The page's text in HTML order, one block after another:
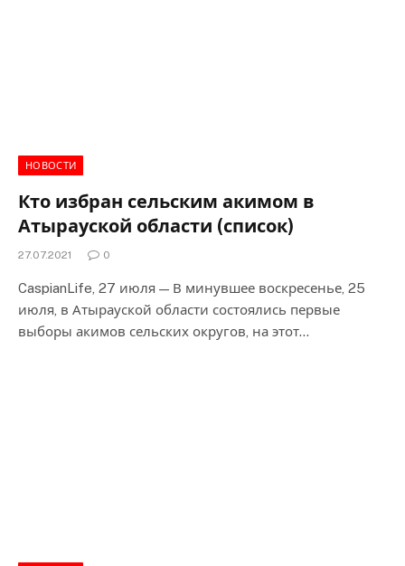
НОВОСТИ
Кто избран сельским акимом в
Атырауской области (список)
27.07.2021 0
CaspianLife, 27 июля — В минувшее воскресенье, 25
июля, в Атырауской области состоялись первые
выборы акимов сельских округов, на этот…